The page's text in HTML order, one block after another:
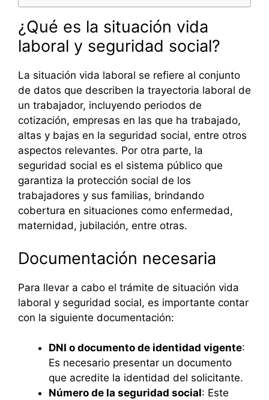
¿Qué es la situación vida
laboral y seguridad social?
La situación vida laboral se refiere al conjunto
de datos que describen la trayectoria laboral de
un trabajador, incluyendo periodos de
cotización, empresas en las que ha trabajado,
altas y bajas en la seguridad social, entre otros
aspectos relevantes. Por otra parte, la
seguridad social es el sistema público que
garantiza la protección social de los
trabajadores y sus familias, brindando
cobertura en situaciones como enfermedad,
maternidad, jubilación, entre otras.
Documentación necesaria
Para llevar a cabo el trámite de situación vida
laboral y seguridad social, es importante contar
con la siguiente documentación:
DNI o documento de identidad vigente:
Es necesario presentar un documento
que acredite la identidad del solicitante.
Número de la seguridad social: Este